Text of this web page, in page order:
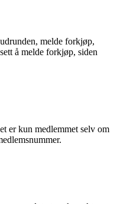
melde forkjøp,
å melde forkjøp, siden
er kun medlemmet selv om